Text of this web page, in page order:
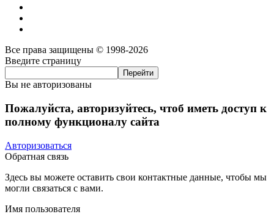
Все права защищены © 1998-2026
Введите страницу
Вы не авторизованы
Пожалуйста, авторизуйтесь, чтоб иметь доступ к
полному функционалу сайта
Авторизоваться
Обратная связь
Здесь вы можете оставить свои контактные данные, чтобы мы
могли связаться с вами.
Имя пользователя